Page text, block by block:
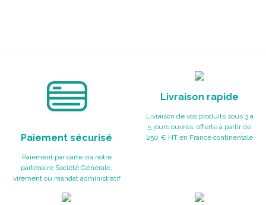
Paiement sécurisé
Paiement par carte via notre
partenaire Société Générale,
virement ou mandat administratif
Livraison rapide
Livraison de vos produits sous 3 à
5 jours ouvrés, offerte à partir de
250 € HT en France continentale